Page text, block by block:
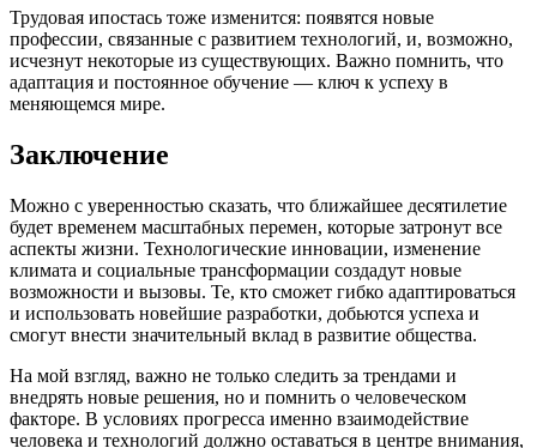
Трудовая ипостась тоже изменится: появятся новые
профессии, связанные с развитием технологий, и, возможно,
исчезнут некоторые из существующих. Важно помнить, что
адаптация и постоянное обучение — ключ к успеху в
меняющемся мире.
Заключение
Можно с уверенностью сказать, что ближайшее десятилетие
будет временем масштабных перемен, которые затронут все
аспекты жизни. Технологические инновации, изменение
климата и социальные трансформации создадут новые
возможности и вызовы. Те, кто сможет гибко адаптироваться
и использовать новейшие разработки, добьются успеха и
смогут внести значительный вклад в развитие общества.
На мой взгляд, важно не только следить за трендами и
внедрять новые решения, но и помнить о человеческом
факторе. В условиях прогресса именно взаимодействие
человека и технологий должно оставаться в центре внимания,